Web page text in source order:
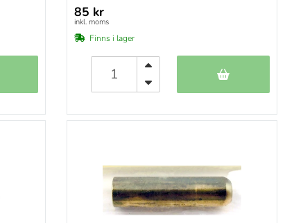
85 kr
inkl. moms
Finns i lager